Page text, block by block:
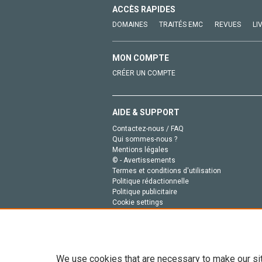
ACCÈS RAPIDES
DOMAINES TRAITÉS EMC REVUES
MON COMPTE
CRÉER UN COMPTE
AIDE & SUPPORT
Contactez-nous / FAQ
Qui sommes-nous ?
Mentions légales
© - Avertissements
Termes et conditions d'utilisation
Politique rédactionnelle
Politique publicitaire
Cookie settings
We use cookies that are necessary to make our